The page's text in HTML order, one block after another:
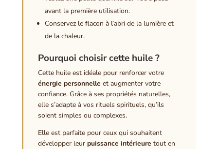
avant la première utilisation.
Conservez le flacon à l’abri de la lumière et
de la chaleur.
Pourquoi choisir cette huile ?
Cette huile est idéale pour renforcer votre
énergie personnelle et augmenter votre
confiance. Grâce à ses propriétés naturelles,
elle s’adapte à vos rituels spirituels, qu’ils
soient simples ou complexes.
Elle est parfaite pour ceux qui souhaitent
développer leur puissance intérieure tout en